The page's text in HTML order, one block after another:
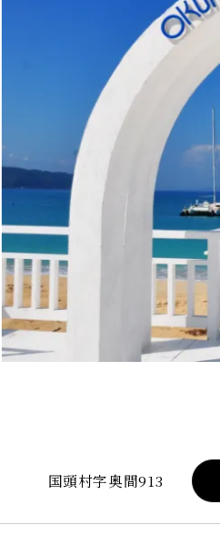
国頭村字奥間913